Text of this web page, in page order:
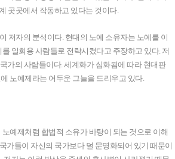
곳곳에서 작동하고 있다는 것이다.
저자의 분석이다. 현대의 노예 소유자는 노예를 이
일회용 사람들로 전락시켰다고 주장하고 있다. 저
가의 사람들이다. 세계화가 심화됨에 따라 현대판
노예제라는 어두운 그늘을 드리우고 있다.
예제처럼 합법적 소유가 바탕이 되는 것으로 이해
가들이 자신의 국가보다 덜 문명화되어 있기 때문이